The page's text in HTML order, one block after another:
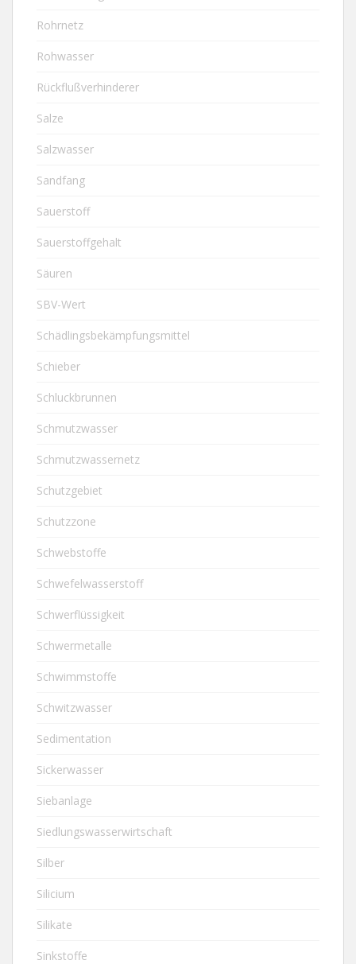
Rohrnetz
Rohwasser
Rückflußverhinderer
Salze
Salzwasser
Sandfang
Sauerstoff
Sauerstoffgehalt
Säuren
SBV-Wert
Schädlingsbekämpfungsmittel
Schieber
Schluckbrunnen
Schmutzwasser
Schmutzwassernetz
Schutzgebiet
Schutzzone
Schwebstoffe
Schwefelwasserstoff
Schwerflüssigkeit
Schwermetalle
Schwimmstoffe
Schwitzwasser
Sedimentation
Sickerwasser
Siebanlage
Siedlungswasserwirtschaft
Silber
Silicium
Silikate
Sinkstoffe